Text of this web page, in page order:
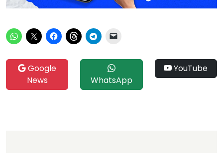
Google
News
WhatsApp
YouTube